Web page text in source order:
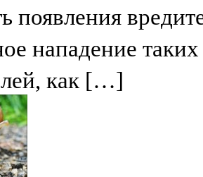
появления
нападение
как […]